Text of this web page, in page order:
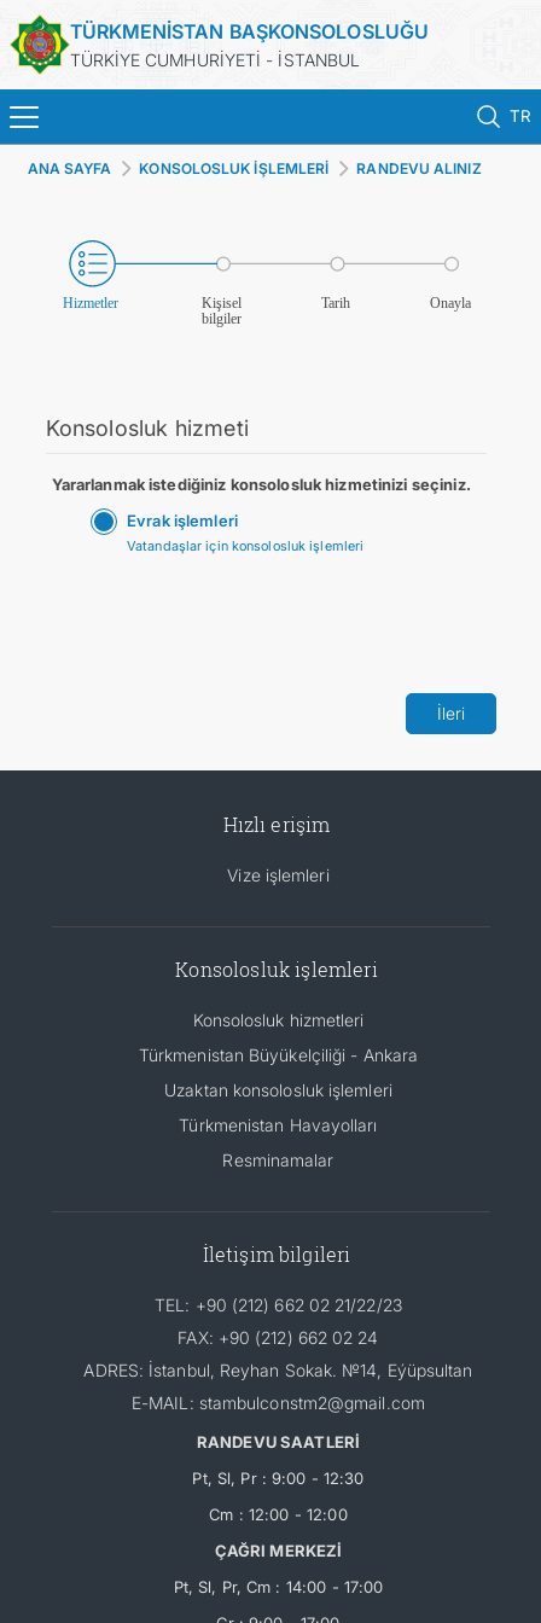
TÜRKMENİSTAN BAŞKONSOLOSLUĞU
TÜRKİYE CUMHURİYETİ - İSTANBUL
TR
ANA SAYFA
TÜRKMENISTAN
KONSOLOSLUK IŞLEMLERI
ANA SAYFA KONSOLOSLUK İŞLEMLERİ RANDEVU ALINIZ
Konsolosluk hizmeti
Yararlanmak istediğiniz konsolosluk hizmetinizi seçiniz.
Evrak işlemleri
Vatandaşlar için konsolosluk işlemleri
İleri
Hızlı erişim
Vize işlemleri
Konsolosluk işlemleri
Konsolosluk hizmetleri
Türkmenistan Büyükelçiliği - Ankara
Uzaktan konsolosluk işlemleri
Türkmenistan Havayolları
Resminamalar
İletişim bilgileri
TEL: +90 (212) 662 02 21/22/23
FAX: +90 (212) 662 02 24
ADRES: İstanbul, Reyhan Sokak. №14, Eýüpsultan
E-MAIL: stambulconstm2@gmail.com
RANDEVU SAATLERİ
Pt, Sl, Pr : 9:00 - 12:30
Cm : 12:00 - 12:00
ÇAĞRI MERKEZİ
Pt, Sl, Pr, Cm : 14:00 - 17:00